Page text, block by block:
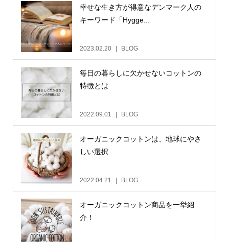
幸せな生き方が得意なデンマーク人の
キーワード「Hygge...
2023.02.20 BLOG
毎日の暮らしに欠かせないコットンの
特徴とは
2022.09.01 BLOG
オーガニックコットンは、地球にやさ
しい選択
2022.04.21 BLOG
オーガニックコットン商品を一挙紹
介！